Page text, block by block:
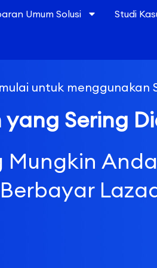
Umum Solusi Studi
untuk menggunakan
Sering